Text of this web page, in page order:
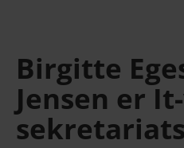
Birgitte
Jensen er